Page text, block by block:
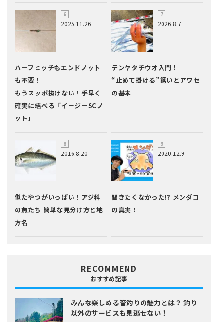
2025.11.26
ハーフヒッチもエンドノット
も不要！
もうスッポ抜けない！手早く
確実に結べる「イージーSCノ
ット」
2026.8.7
テンヤタチウオ入門！
“止めて掛ける”誘いとアワセ
の基本
2016.8.20
似たやつがいっぱい！アジ科
の魚たち 簡単な見分け方と地
方名
2020.12.9
聞きたくなかった!? メンダコ
の真実！
RECOMMEND
おすすめ記事
みんな楽しめる管釣りの魅力とは？ 釣り
以外のサービスも見逃せない！